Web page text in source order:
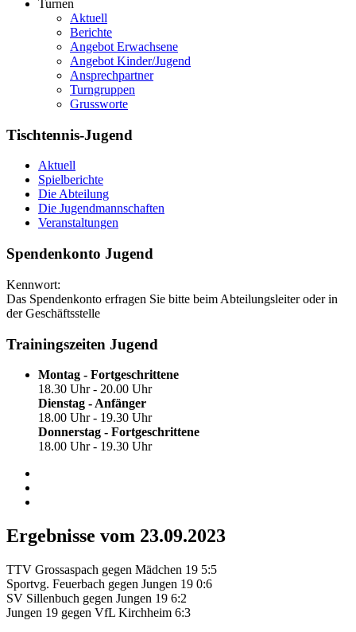
Turnen
Aktuell
Berichte
Angebot Erwachsene
Angebot Kinder/Jugend
Ansprechpartner
Turngruppen
Grussworte
Tischtennis-Jugend
Aktuell
Spielberichte
Die Abteilung
Die Jugendmannschaften
Veranstaltungen
Spendenkonto Jugend
Kennwort:
Das Spendenkonto erfragen Sie bitte beim Abteilungsleiter oder in
der Geschäftsstelle
Trainingszeiten Jugend
Montag - Fortgeschrittene
18.30 Uhr - 20.00 Uhr
Dienstag - Anfänger
18.00 Uhr - 19.30 Uhr
Donnerstag - Fortgeschrittene
18.00 Uhr - 19.30 Uhr
Ergebnisse vom 23.09.2023
TTV Grossaspach gegen Mädchen 19 5:5
Sportvg. Feuerbach gegen Jungen 19 0:6
SV Sillenbuch gegen Jungen 19 6:2
Jungen 19 gegen VfL Kirchheim 6:3